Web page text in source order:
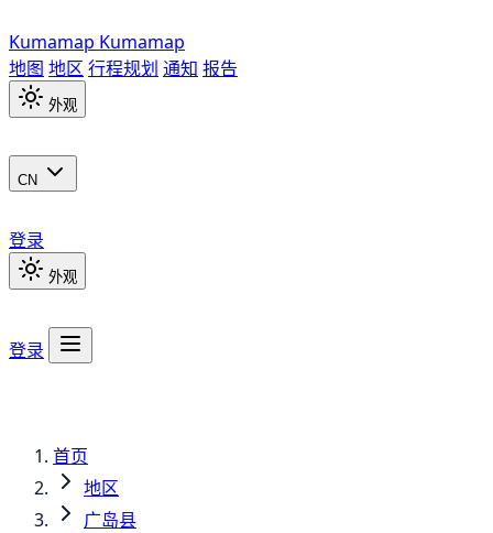
Kumamap Kumamap
地图 地区 行程规划 通知 报告
外观
CN
登录
外观
登录
首页
地区
广岛县